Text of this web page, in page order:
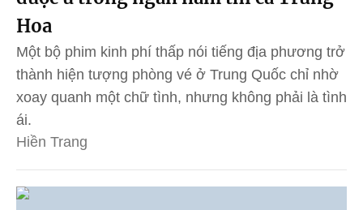
Hoa
Một bộ phim kinh phí thấp nói tiếng địa phương trở
thành hiện tượng phòng vé ở Trung Quốc chỉ nhờ
xoay quanh một chữ tình, nhưng không phải là tình
ái.
Hiền Trang